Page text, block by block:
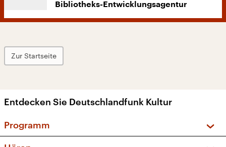
Bibliotheks-Entwicklungsagentur
Zur Startseite
Entdecken Sie Deutschlandfunk Kultur
Programm